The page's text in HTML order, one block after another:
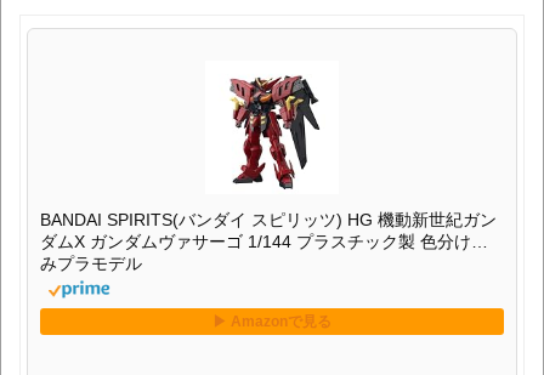
BANDAI SPIRITS(バンダイ スピリッツ) HG 機動新世紀ガン
ダムX ガンダムヴァサーゴ 1/144 プラスチック製 色分け済
みプラモデル